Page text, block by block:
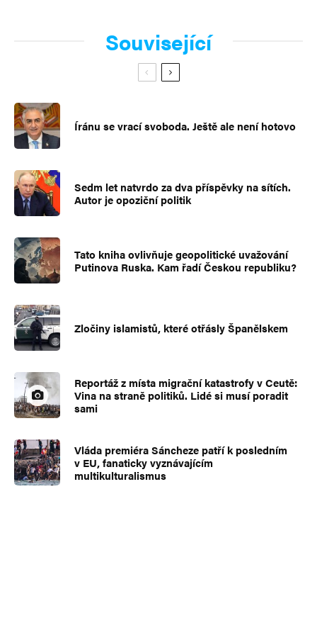
Související
Íránu se vrací svoboda. Ještě ale není hotovo
Sedm let natvrdo za dva příspěvky na sítích.
Autor je opoziční politik
Tato kniha ovlivňuje geopolitické uvažování
Putinova Ruska. Kam řadí Českou republiku?
Zločiny islamistů, které otřásly Španělskem
Reportáž z místa migrační katastrofy v Ceutě:
Vina na straně politiků. Lidé si musí poradit
sami
Vláda premiéra Sáncheze patří k posledním
v EU, fanaticky vyznávajícím
multikulturalismus